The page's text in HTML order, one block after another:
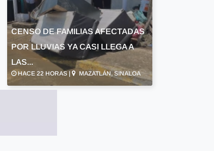
CENSO DE FAMILIAS AFECTADAS
POR LLUVIAS YA CASI LLEGA A
LAS...
HACE 22 HORAS | MAZATLÁN, SINALOA